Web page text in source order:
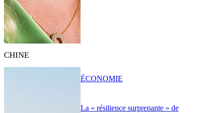
CHINE
La « résilience surprenante » de
ÉCONOMIE